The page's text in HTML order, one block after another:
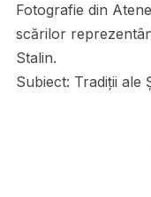
Fotografie din
scărilor
Stalin.
Subiect: Tradiții ale